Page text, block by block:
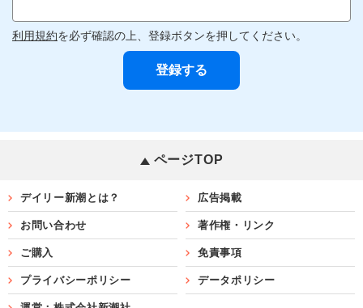
利用規約を必ず確認の上、登録ボタンを押してください。
ページTOP
デイリー新潮とは？ 広告掲載
お問い合わせ 著作権・リンク
ご購入 免責事項
プライバシーポリシー データポリシー